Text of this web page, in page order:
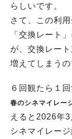
らしいです。
さて、この利
「交換レート
が、交換レー
増えてしまう
６回観たら１
春のシネマイレー
えると2026年
シネマイレー